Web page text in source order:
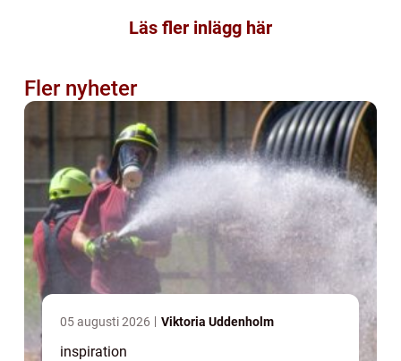
Läs fler inlägg här
Fler nyheter
05 augusti 2026 Viktoria Uddenholm
inspiration